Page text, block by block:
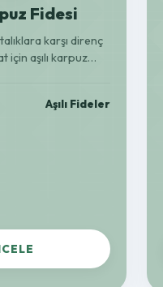
Fidesi
karşı direnç
için aşılı karpuz
Aşılı Fideler